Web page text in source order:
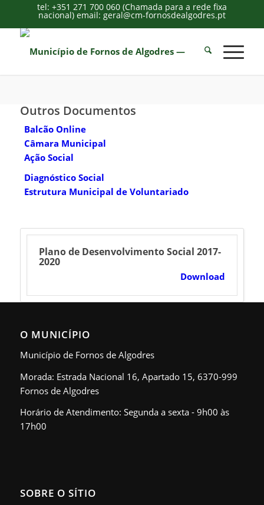
tel: +351 271 700 060 (Chamada para a rede fixa
nacional) email: geral@cm-fornosdealgodres.pt
Outros Documentos
Balcão Online
Câmara Municipal
Ação Social
Diagnóstico Social
Estrutura Municipal de Voluntariado
Plano de Desenvolvimento Social 2017-
2020
Download
O MUNICÍPIO
Município de Fornos de Algodres
Morada: Estrada Nacional 16, Apartado 15, 6370-999
Fornos de Algodres
Horário de Atendimento: Segunda a sexta - 9h00 às
17h00
SOBRE O SÍTIO